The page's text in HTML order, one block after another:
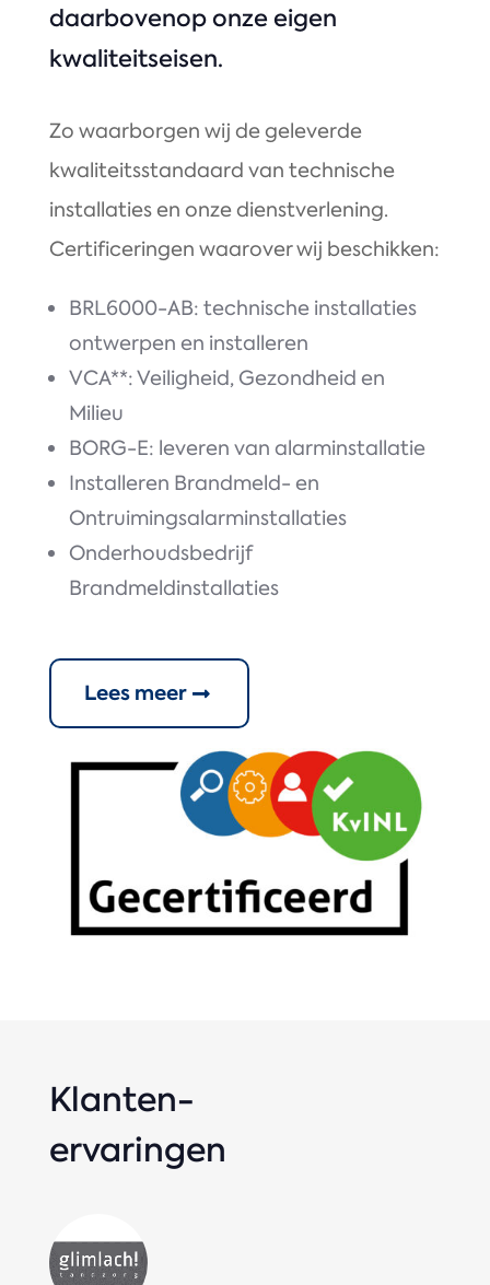
daarbovenop onze eigen
kwaliteitseisen.
Zo waarborgen wij de geleverde
kwaliteitsstandaard van technische
installaties en onze dienstverlening.
Certificeringen waarover wij beschikken:
BRL6000-AB: technische installaties
ontwerpen en installeren
VCA**: Veiligheid, Gezondheid en
Milieu
BORG-E: leveren van alarminstallatie
Installeren Brandmeld- en
Ontruimingsalarminstallaties
Onderhoudsbedrijf
Brandmeldinstallaties
Lees meer
Klanten-
ervaringen